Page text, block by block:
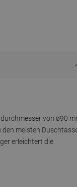
von ø90
meisten
erleichtert die